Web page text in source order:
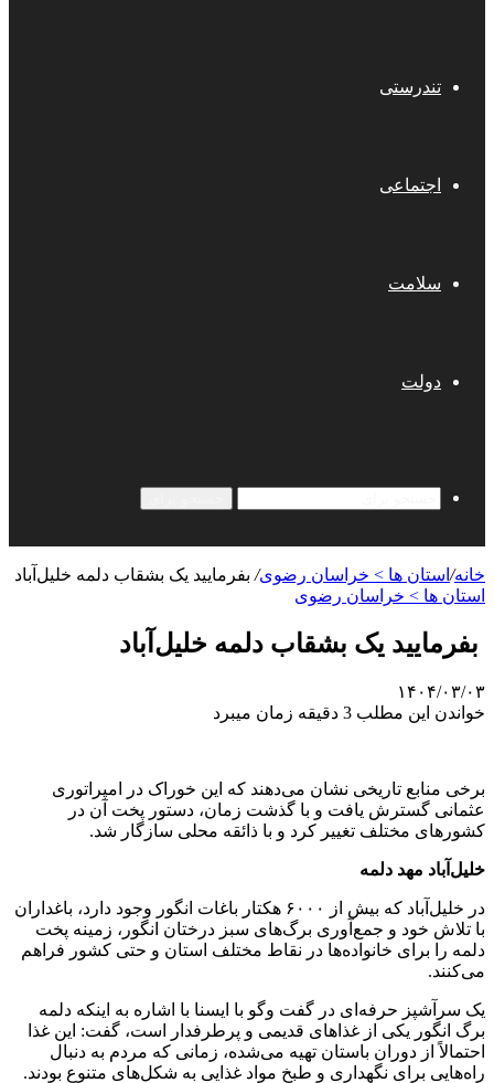
تندرستی
اجتماعی
سلامت
دولت
خانه/ استان ها > خراسان رضوی/ بفرمایید یک بشقاب دلمه خلیل‌آباد
استان ها > خراسان رضوی
بفرمایید یک بشقاب دلمه خلیل‌آباد
۱۴۰۴/۰۳/۰۳
خواندن این مطلب 3 دقیقه زمان میبرد
برخی منابع تاریخی نشان می‌دهند که این خوراک در امپراتوری
عثمانی گسترش یافت و با گذشت زمان، دستور پخت آن در
کشورهای مختلف تغییر کرد و با ذائقه محلی سازگار شد.
خلیل‌آباد مهد دلمه
در خلیل‌آباد که بیش از ۶۰۰۰ هکتار باغات انگور وجود دارد، باغداران
با تلاش خود و جمع‌آوری برگ‌های سبز درختان انگور، زمینه پخت
دلمه را برای خانواده‌ها در نقاط مختلف استان و حتی کشور فراهم
می‌کنند.
یک سرآشپز حرفه‌ای در گفت وگو با ایسنا با اشاره به اینکه دلمه
برگ انگور یکی از غذاهای قدیمی و پرطرفدار است، گفت: این غذا
احتمالاً از دوران باستان تهیه می‌شده، زمانی که مردم به دنبال
راه‌هایی برای نگهداری و طبخ مواد غذایی به شکل‌های متنوع بودند.